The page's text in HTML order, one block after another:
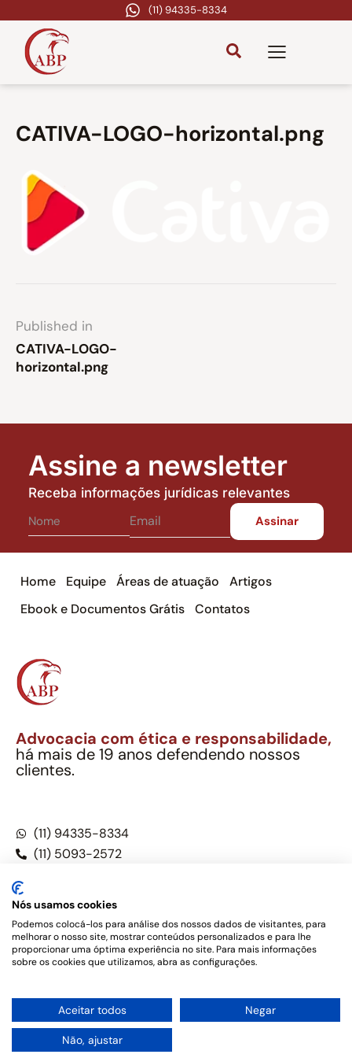
(11) 94335-8334
CATIVA-LOGO-horizontal.png
Published in
CATIVA-LOGO-
horizontal.png
Assine a newsletter
Receba informações jurídicas relevantes
Home Equipe Áreas de atuação
Artigos
Ebook e Documentos Grátis
Contatos
Advocacia com ética e responsabilidade,
há mais de 19 anos defendendo nossos
clientes.
(11) 94335-8334
(11) 5093-2572
Este site não é um produto Meta Platforms, Inc., Google LLC,
tampouco oferece serviços públicos oficiais. Somos um
o Código de Ética e Disciplina da OAB do Brasil – Alexandre
Berthe Pinto Soc. de Adv, OAB/SP nº 22477 –Política de
Privacidade e Termos de uso
Nós usamos cookies
Podemos colocá-los para análise dos nossos dados de visitantes, para
melhorar o nosso site, mostrar conteúdos personalizados e para lhe
proporcionar uma óptima experiência no site. Para mais informações
sobre os cookies que utilizamos, abra as configurações.
Aceitar todos Negar
Não, ajustar